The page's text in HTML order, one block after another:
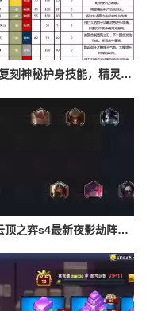
精灵复刻神秘护身技能，精灵复刻攻略
Lol云顶之弈s4最新夜影劫阵容搭配，云顶之奕夜影劫阵容